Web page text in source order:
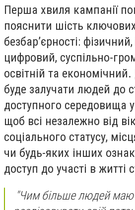
Перша хвиля кампанії
пояснити шість
безбар’єрності:
цифровий, суспільно-
освітній та
буде залучати людей до
доступного середовища
щоб всі незалежно від
соціального статусу,
чи будь-яких інших
доступ до участі в житті
"Чим більше людей